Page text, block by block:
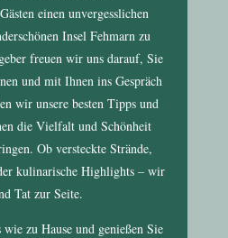
einen unvergesslichen
Insel Fehmarn zu
freuen wir uns darauf, Sie
und mit Ihnen ins Gespräch
wir unsere besten Tipps und
die Vielfalt und Schönheit
Ob versteckte Strände,
kulinarische Highlights – wir
Tat zur Seite.
zu Hause und genießen Sie